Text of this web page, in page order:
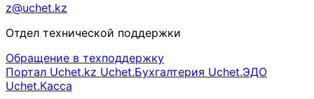
z@uchet.kz
Отдел технической поддержки
Обращение в техподдержку
Портал Uchet.kz Uchet.Бухгалтерия Uchet.ЭДО
Uchet.Касса